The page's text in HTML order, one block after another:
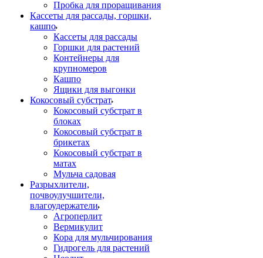
Пробка для проращивания
Кассеты для рассады, горшки,
кашпо
Кассеты для рассады
Горшки для растений
Контейнеры для
крупномеров
Кашпо
Ящики для выгонки
Кокосовый субстрат
Кокосовый субстрат в
блоках
Кокосовый субстрат в
брикетах
Кокосовый субстрат в
матах
Мульча садовая
Разрыхлители,
почвоулучшители,
влагоудержатели
Агроперлит
Вермикулит
Кора для мульчирования
Гидрогель для растений